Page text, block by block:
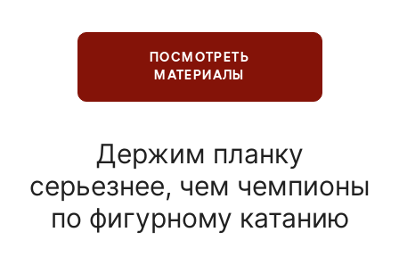
ПОСМОТРЕТЬ
МАТЕРИАЛЫ
Держим планку
серьезнее, чем чемпионы
по фигурному катанию